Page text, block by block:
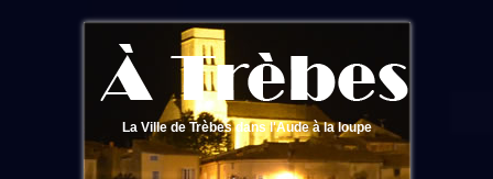
La Ville de Trèbes dans l'Aude à la loupe